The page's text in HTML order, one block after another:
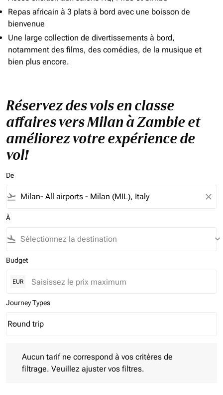
Repas africain à 3 plats à bord avec une boisson de
bienvenue
Une large collection de divertissements à bord,
notamment des films, des comédies, de la musique et
bien plus encore.
Réservez des vols en classe
affaires vers Milan à Zambie et
améliorez votre expérience de
vol!
De
flight_takeoff close
À
flight_land keyboard_arrow_down
Budget
EUR
Journey Types
Journey Types option Round trip Selected
Round trip
keyboard_arrow_down
Aucun tarif ne correspond à vos critères de
filtrage. Veuillez ajuster vos filtres.